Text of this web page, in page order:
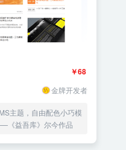
￥68
金牌开发者
主题，自由配色小巧模
《益吾库》尔今作品